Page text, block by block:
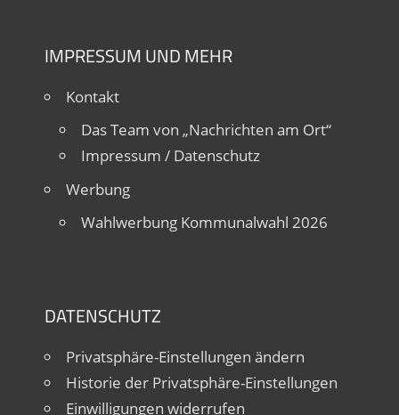
IMPRESSUM UND MEHR
Kontakt
Das Team von „Nachrichten am Ort“
Impressum / Datenschutz
Werbung
Wahlwerbung Kommunalwahl 2026
DATENSCHUTZ
Privatsphäre-Einstellungen ändern
Historie der Privatsphäre-Einstellungen
Einwilligungen widerrufen